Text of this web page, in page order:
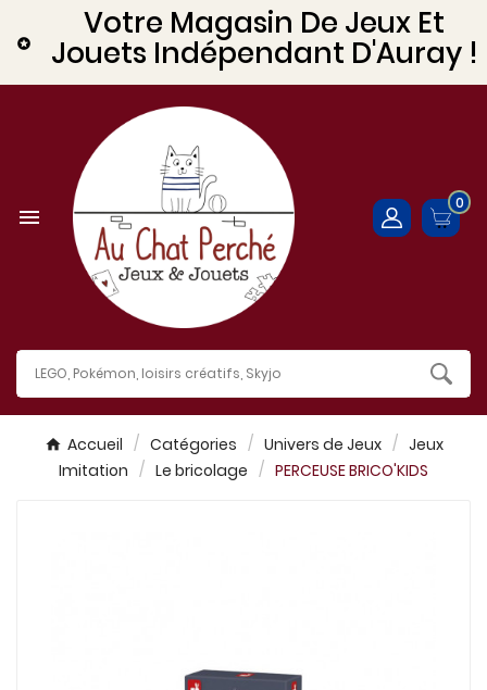

Votre Magasin De Jeux Et
Jouets Indépendant D'Auray !

0
Accueil Catégories Univers de Jeux
Jeux
Imitation
Le bricolage PERCEUSE BRICO'KIDS